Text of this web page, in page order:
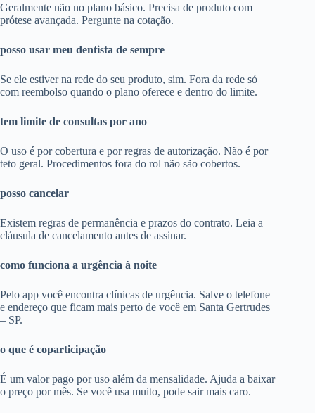
Geralmente não no plano básico. Precisa de produto com
prótese avançada. Pergunte na cotação.
posso usar meu dentista de sempre
Se ele estiver na rede do seu produto, sim. Fora da rede só
com reembolso quando o plano oferece e dentro do limite.
tem limite de consultas por ano
O uso é por cobertura e por regras de autorização. Não é por
teto geral. Procedimentos fora do rol não são cobertos.
posso cancelar
Existem regras de permanência e prazos do contrato. Leia a
cláusula de cancelamento antes de assinar.
como funciona a urgência à noite
Pelo app você encontra clínicas de urgência. Salve o telefone
e endereço que ficam mais perto de você em Santa Gertrudes
– SP.
o que é coparticipação
É um valor pago por uso além da mensalidade. Ajuda a baixar
o preço por mês. Se você usa muito, pode sair mais caro.